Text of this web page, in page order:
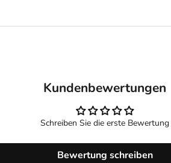
Kundenbewertungen
Schreiben Sie die erste Bewertung
Bewertung schreiben